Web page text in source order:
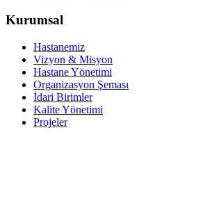
Kurumsal
Hastanemiz
Vizyon & Misyon
Hastane Yönetimi
Organizasyon Şeması
İdari Birimler
Kalite Yönetimi
Projeler